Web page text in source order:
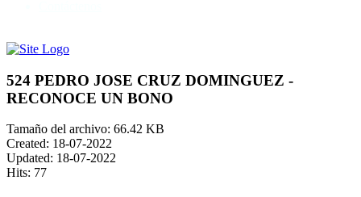
524 PEDRO JOSE CRUZ DOMINGUEZ -
RECONOCE UN BONO
Tamaño del archivo: 66.42 KB
Created: 18-07-2022
Updated: 18-07-2022
Hits: 77